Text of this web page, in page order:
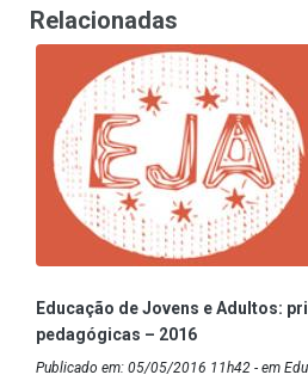
Relacionadas
Educação de Jovens e Adultos:
pedagógicas – 2016
Publicado em: 05/05/2016 11h42 - em